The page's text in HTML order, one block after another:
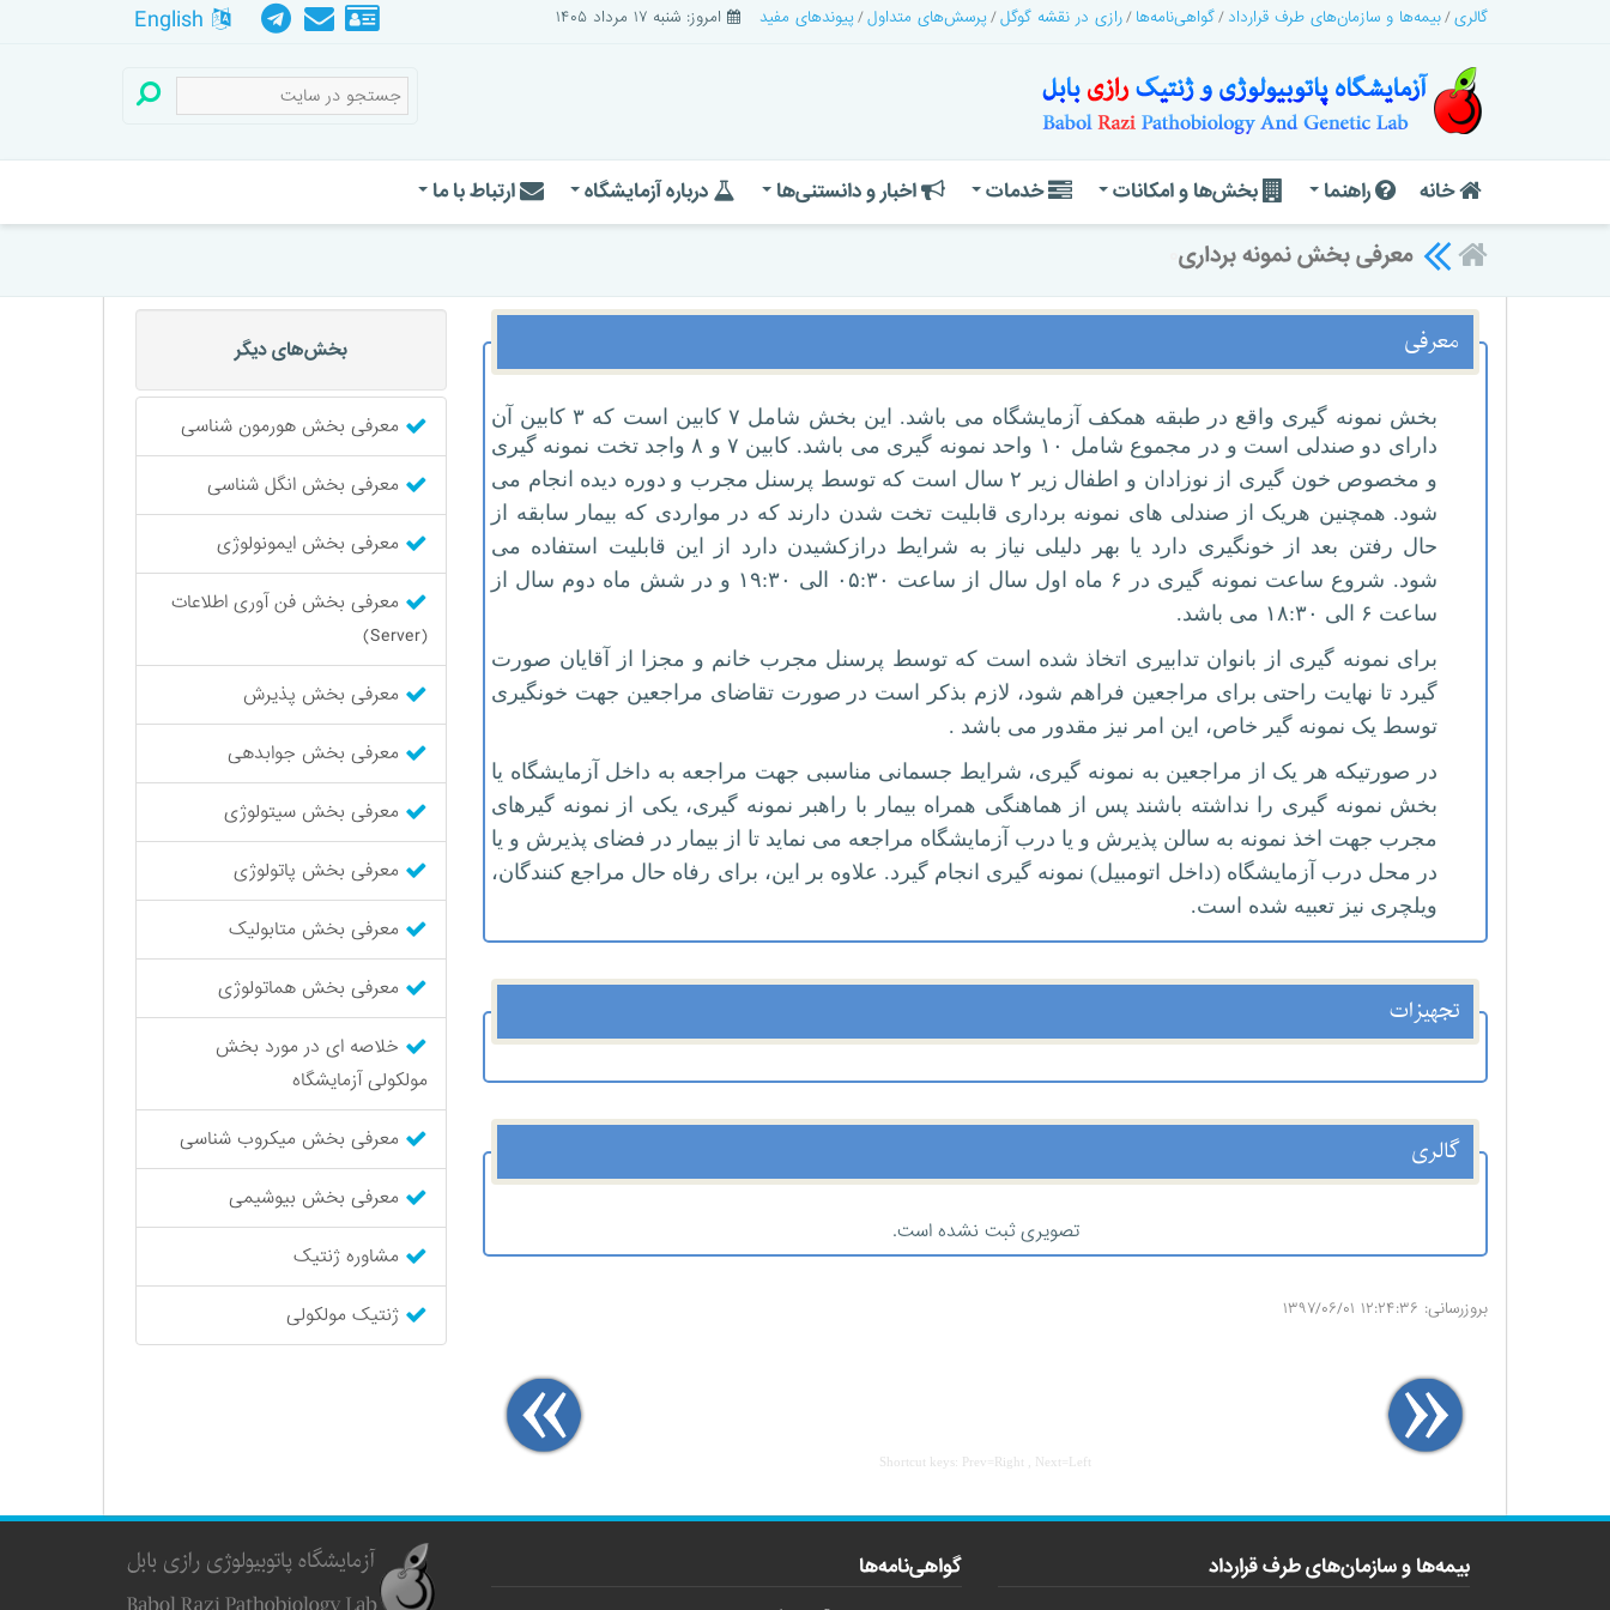
گالری بیمه‌ها و سازمان‌های طرف قرارداد گواهی‌نامه‌ها رازی در نقشه گوگل پرسش‌های متداول پیوندهای مفید امروز: شنبه ۱۷ مرداد ۱۴۰۵
خانه راهنما بخش‌ها و امکانات خدمات اخبار و دانستنی‌ها درباره آزمایشگاه ارتباط با ما
معرفی بخش نمونه برداری
معرفی
بخش نمونه گیری واقع در طبقه همکف آزمایشگاه می باشد. این بخش شامل ۷ کابین است که ۳ کابین آن
دارای دو صندلی است و در مجموع شامل ۱۰ واحد نمونه گیری می باشد.
کابین ۷ و ۸ واجد تخت نمونه گیری
و مخصوص خون گیری از نوزادان و اطفال زیر ۲ سال است که توسط پرسنل مجرب و دوره دیده انجام می
شود. همچنین هریک از صندلی های نمونه برداری قابلیت تخت شدن دارند که در مواردی که بیمار سابقه از
حال رفتن بعد از خونگیری دارد یا بهر دلیلی نیاز به شرایط درازکشیدن دارد از این قابلیت استفاده می
شود.
شروع ساعت نمونه گیری در ۶ ماه اول سال از ساعت ۰۵:۳۰ الی ۱۹:۳۰ و در شش ماه دوم سال از
ساعت ۶ الی ۱۸:۳۰ می باشد.
برای نمونه گیری از بانوان تدابیری اتخاذ شده است که توسط پرسنل مجرب خانم و مجزا از آقایان صورت
گیرد تا نهایت راحتی برای مراجعین فراهم شود، لازم بذکر است در صورت تقاضای مراجعین جهت خونگیری
توسط یک نمونه گیر خاص، این امر نیز مقدور می باشد .
در صورتیکه هر یک از مراجعین به نمونه گیری، شرایط جسمانی مناسبی جهت مراجعه به داخل آزمایشگاه یا
بخش نمونه گیری را نداشته باشند پس از هماهنگی همراه بیمار با راهبر نمونه گیری، یکی از نمونه گیرهای
مجرب جهت اخذ نمونه به سالن پذیرش و یا درب آزمایشگاه مراجعه می نماید تا از بیمار در فضای پذیرش و یا
در محل درب آزمایشگاه (داخل اتومبیل) نمونه گیری انجام گیرد. علاوه بر این، برای رفاه حال مراجع کنندگان،
ویلچری نیز تعبیه شده است.
تجهیزات
گالری
تصویری ثبت نشده است.
بروزرسانی: ۱۲:۲۴:۳۶ ۱۳۹۷/۰۶/۰۱
Shortcut keys: Prev=Right , Next=Left
بخش‌های دیگر
معرفی بخش هورمون شناسی
معرفی بخش انگل شناسی
معرفی بخش ایمونولوژی
معرفی بخش فن آوری اطلاعات
(Server)
معرفی بخش پذیرش
معرفی بخش جوابدهی
معرفی بخش سیتولوژی
معرفی بخش پاتولوژی
معرفی بخش متابولیک
معرفی بخش هماتولوژی
خلاصه ای در مورد بخش
مولکولی آزمایشگاه
معرفی بخش میکروب شناسی
معرفی بخش بیوشیمی
مشاوره ژنتیک
ژنتیک مولکولی
بیمه‌ها و سازمان‌های طرف قرارداد گواهی‌نامه‌ها